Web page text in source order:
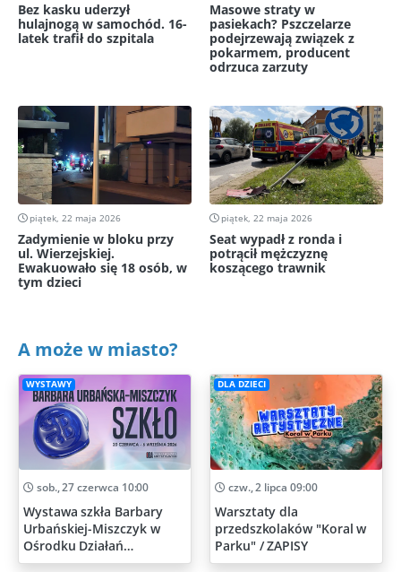
Bez kasku uderzył
hulajnogą w samochód. 16-
latek trafił do szpitala
Masowe straty w
pasiekach? Pszczelarze
podejrzewają związek z
pokarmem, producent
odrzuca zarzuty
piątek, 22 maja 2026
Zadymienie w bloku przy
ul. Wierzejskiej.
Ewakuowało się 18 osób, w
tym dzieci
piątek, 22 maja 2026
Seat wypadł z ronda i
potrącił mężczyznę
koszącego trawnik
A może w miasto?
WYSTAWY
sob., 27 czerwca 10:00
Wystawa szkła Barbary
Urbańskiej-Miszczyk w
Ośrodku Działań
Artystycznych
DLA DZIECI
czw., 2 lipca 09:00
Warsztaty dla
przedszkolaków "Koral w
Parku" / ZAPISY